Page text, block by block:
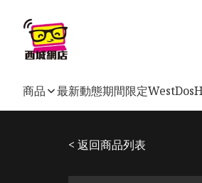
商品 最新動態期間限定
< 返回商品列表